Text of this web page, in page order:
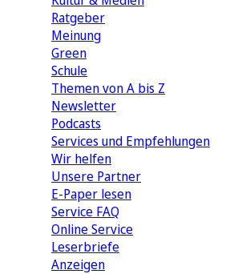
Ratgeber
Meinung
Green
Schule
Themen von A bis Z
Newsletter
Podcasts
Services und Empfehlungen
Wir helfen
Unsere Partner
E-Paper lesen
Service FAQ
Online Service
Leserbriefe
Anzeigen